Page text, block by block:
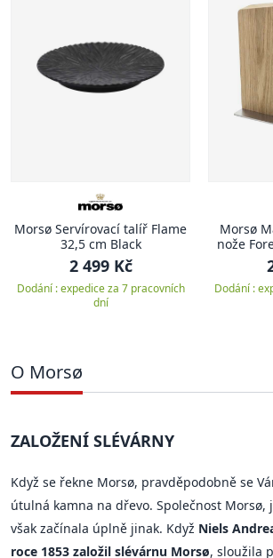
Morsø Servírovací talíř Flame
32,5 cm Black
2 499 Kč
Dodání : expedice za 7 pracovních
dní
Morsø
nože
Dodání :
O Morsø
ZALOŽENÍ SLÉVÁRNY
Když se řekne Morsø, pravděpodobně se
útulná kamna na dřevo. Společnost Morsø,
však začínala úplně jinak. Když Niels
roce 1853 založil slévárnu Morsø, sloužila